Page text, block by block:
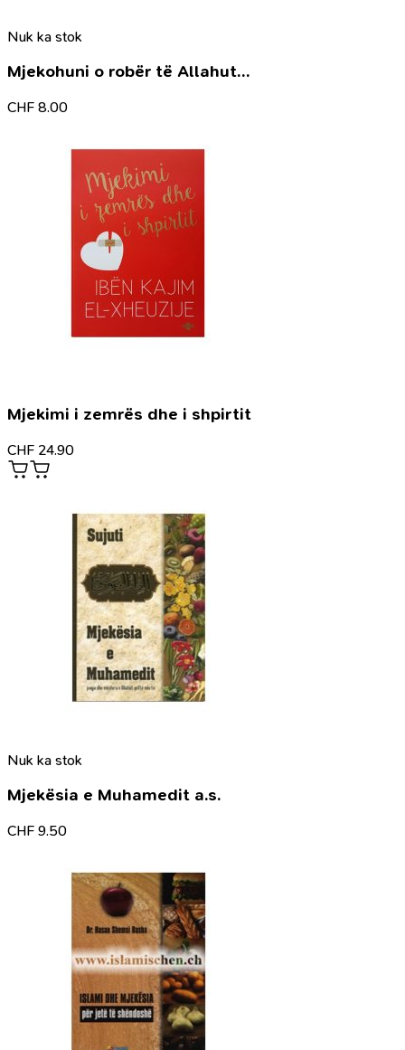
Nuk ka stok
Mjekohuni o robër të Allahut…
CHF 8.00
Mjekimi i zemrës dhe i shpirtit
CHF 24.90
Nuk ka stok
Mjekësia e Muhamedit a.s.
CHF 9.50